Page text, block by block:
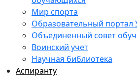
Мир спорта
Образовательный портал
Объединенный совет
Воинский учет
Научная библиотека
Аспиранту